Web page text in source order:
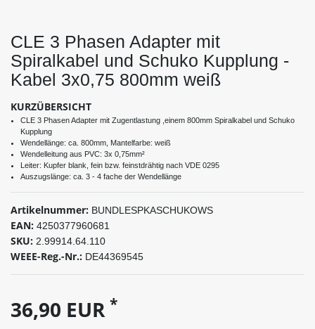
CLE 3 Phasen Adapter mit
Spiralkabel und Schuko Kupplung -
Kabel 3x0,75 800mm weiß
KURZÜBERSICHT
CLE 3 Phasen Adapter mit Zugentlastung ,einem 800mm Spiralkabel und Schuko
Kupplung
Wendellänge: ca. 800mm, Mantelfarbe: weiß
Wendelleitung aus PVC: 3x 0,75mm²
Leiter: Kupfer blank, fein bzw. feinstdrähtig nach VDE 0295
Auszugslänge: ca. 3 - 4 fache der Wendellänge
Artikelnummer: BUNDLESPKASCHUKOWS
EAN: 4250377960681
SKU: 2.99914.64.110
WEEE-Reg.-Nr.: DE44369545
36,90 EUR *